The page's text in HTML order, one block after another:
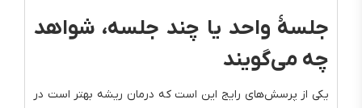
جلسهٔ واحد یا چند جلسه، شواهد
چه می‌گویند
یکی از پرسش‌های رایج این است که درمان ریشه بهتر است در